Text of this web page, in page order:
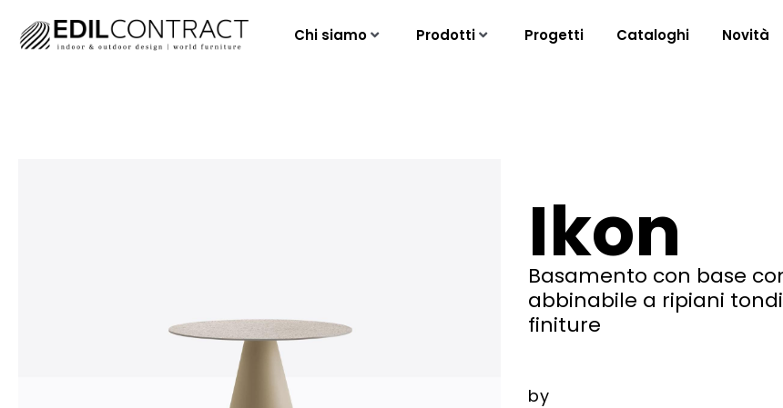
Chi siamo Prodotti Progetti Cataloghi Novità
Ikon
Basamento con base
abbinabile a ripiani
finiture
by